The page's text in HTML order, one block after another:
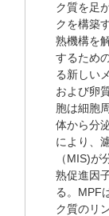
ク質を足
クを構築
熟機構を
するため
る新しい
および卵
胞は細胞
体から分
により、
（MIS)
熟促進因
る。MPF
ク質のリ